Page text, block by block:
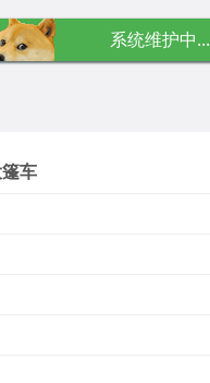
系统维护中...
车